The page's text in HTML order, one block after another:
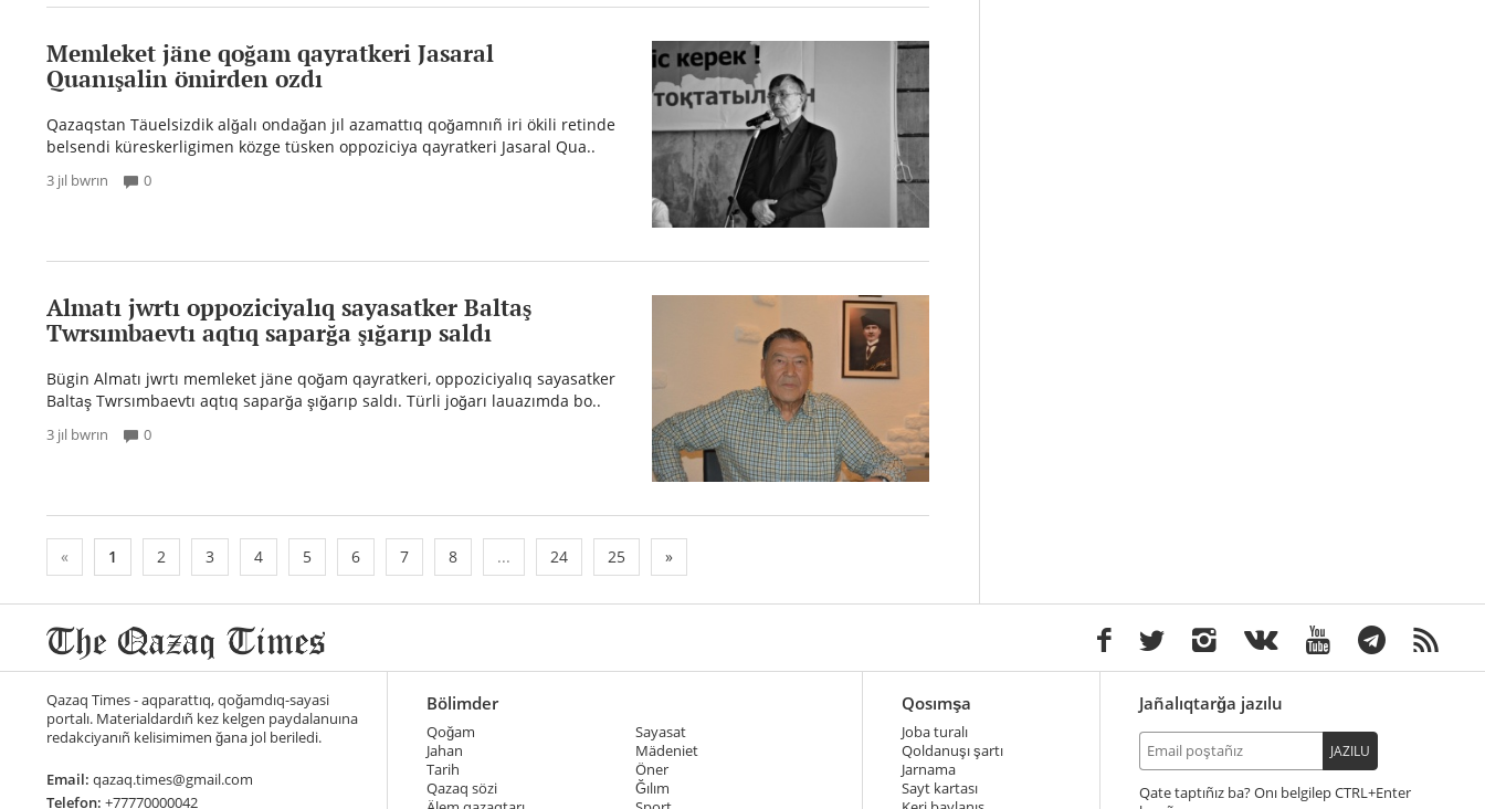
Memleket jäne qoğam qayratkeri Jasaral
Quanışalin ömirden ozdı
Qazaqstan Täuelsizdik alğalı ondağan jıl azamattıq qoğamnıñ iri ökili retinde
belsendi küreskerligimen közge tüsken oppoziciya qayratkeri Jasaral Qua..
3 jıl bwrın 0
Almatı jwrtı oppoziciyalıq sayasatker Baltaş
Twrsımbaevtı aqtıq saparğa şığarıp saldı
Bügin Almatı jwrtı memleket jäne qoğam qayratkeri, oppoziciyalıq sayasatker
Baltaş Twrsımbaevtı aqtıq saparğa şığarıp saldı. Türli joğarı lauazımda bo..
3 jıl bwrın 0
« 1 2 3 4 5 6 7 8 ... 24 25 »
Qazaq Times - aqparattıq, qoğamdıq-sayasi
portalı. Materialdardıñ kez kelgen paydalanuına
redakciyanıñ kelisimimen ğana jol beriledi.
Email: qazaq.times@gmail.com
Telefon: +77770000042
Bölimder
Qoğam
Jahan
Tarih
Qazaq sözi
Sayasat
Mädeniet
Öner
Ğılım
Qosımşa
Joba turalı
Qoldanuşı şartı
Jarnama
Sayt kartası
Jañalıqtarğa jazılu
JAZILU
Qate taptıñız ba? Onı belgilep
+Enter